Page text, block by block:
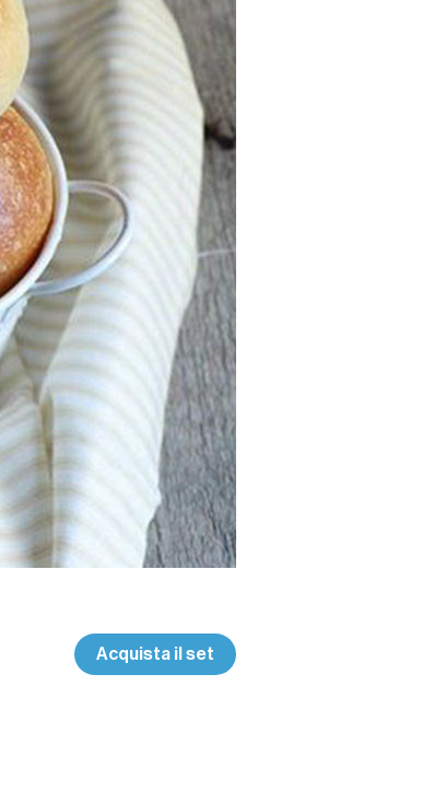
Acquista il set